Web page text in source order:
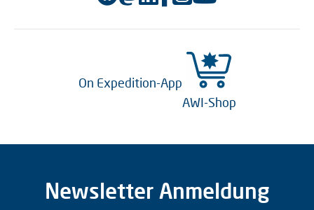
On Expedition-App
AWI-Shop
Newsletter Anmeldung